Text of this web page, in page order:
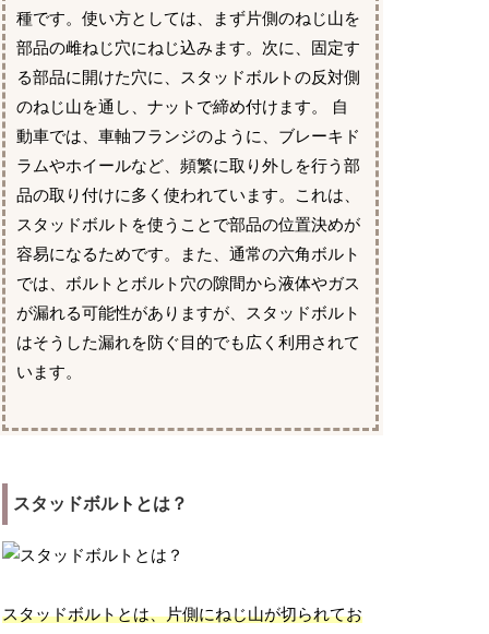
種です。使い方としては、まず片側のねじ山を
部品の雌ねじ穴にねじ込みます。次に、固定す
る部品に開けた穴に、スタッドボルトの反対側
のねじ山を通し、ナットで締め付けます。 自
動車では、車軸フランジのように、ブレーキド
ラムやホイールなど、頻繁に取り外しを行う部
品の取り付けに多く使われています。これは、
スタッドボルトを使うことで部品の位置決めが
容易になるためです。また、通常の六角ボルト
では、ボルトとボルト穴の隙間から液体やガス
が漏れる可能性がありますが、スタッドボルト
はそうした漏れを防ぐ目的でも広く利用されて
います。
スタッドボルトとは？
スタッドボルトとは、片側にねじ山が切られてお